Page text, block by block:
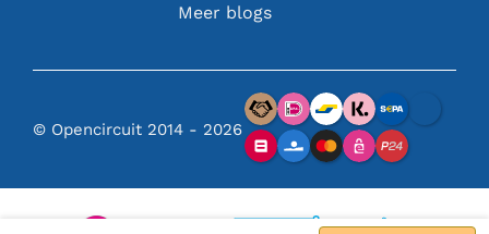
Meer blogs
© Opencircuit 2014 - 2026